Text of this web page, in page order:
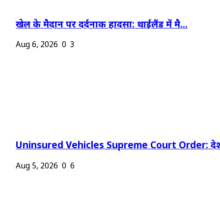
खेल के मैदान पर दर्दनाक हादसा: थाईलैंड में मै...
Aug 6, 2026 0 3
Uninsured Vehicles Supreme Court Order:
Aug 5, 2026 0 6